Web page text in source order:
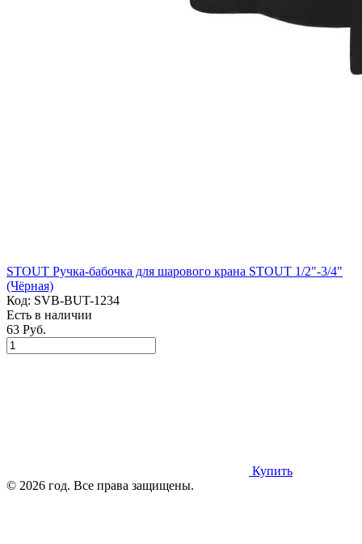
STOUT Ручка-бабочка для шарового крана STOUT 1/2"-3/4"
(Чёрная)
Код: SVB-BUT-1234
Есть в наличии
63 Руб.
Купить
© 2026 год. Все права защищены.